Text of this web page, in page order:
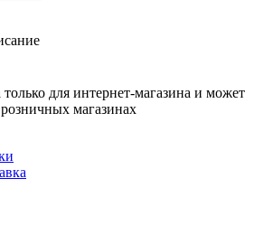
для интернет-магазина и может
магазинах